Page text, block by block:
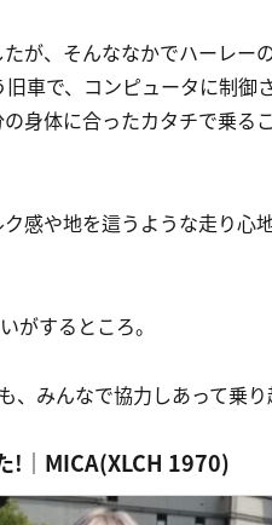
が、そんななかでハーレ
旧車で、コンピュータに制
身体に合ったカタチで乗る
感や地を這うような走り心
がするところ。
、みんなで協力しあって乗り
!｜MICA(XLCH 1970)